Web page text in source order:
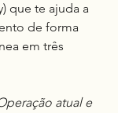
que te ajuda a
de forma
em três
atual e